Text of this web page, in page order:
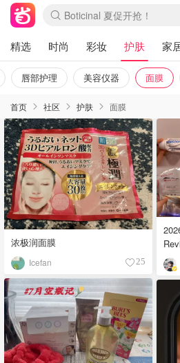
4折！lulu周四疯狂上新
精选 时尚 彩妆 护肤 家
唇部护理 美容仪器 面膜
首页 社区 护肤 面膜
浓极润面膜
Icefan 25